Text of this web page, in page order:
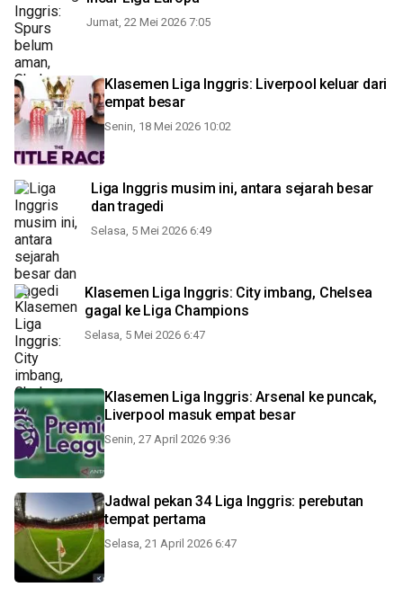
Jumat, 22 Mei 2026 7:05
Klasemen Liga Inggris: Liverpool keluar dari
empat besar
Senin, 18 Mei 2026 10:02
Liga Inggris musim ini, antara sejarah besar
dan tragedi
Selasa, 5 Mei 2026 6:49
Klasemen Liga Inggris: City imbang, Chelsea
gagal ke Liga Champions
Selasa, 5 Mei 2026 6:47
Klasemen Liga Inggris: Arsenal ke puncak,
Liverpool masuk empat besar
Senin, 27 April 2026 9:36
Jadwal pekan 34 Liga Inggris: perebutan
tempat pertama
Selasa, 21 April 2026 6:47